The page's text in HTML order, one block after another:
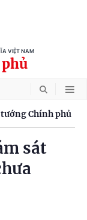
VIỆT NAM
Chính phủ
sát